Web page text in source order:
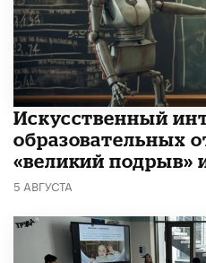
​Искусственный
образовательных
«великий подрыв»
5 АВГУСТА